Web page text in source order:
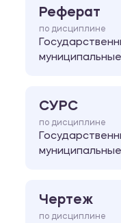
Реферат
по дисциплине
СУРС
по дисциплине
Чертеж
по дисциплине